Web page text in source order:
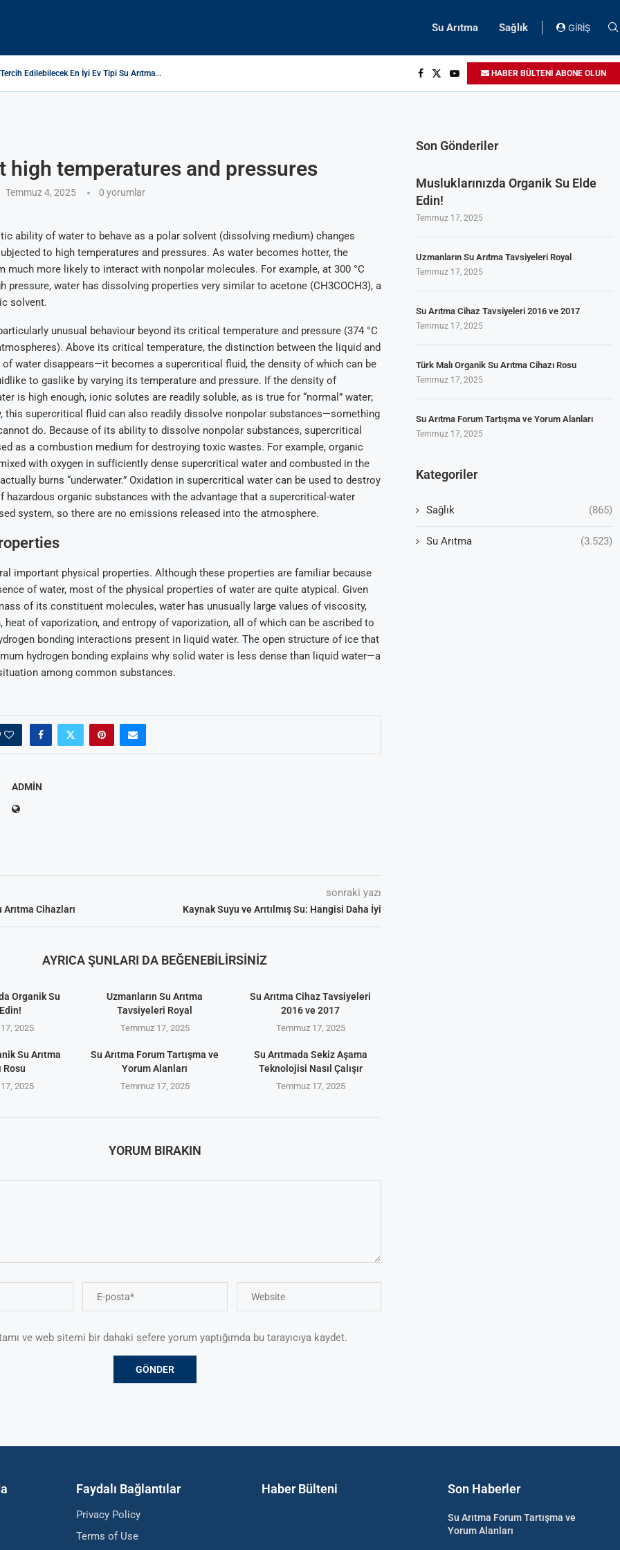
Su Arıtma Sağlık GİRİŞ
Edilebilecek En İyi Ev Tipi Su Arıtma... HABER BÜLTENİ ABONE OLUN
high temperatures and pressures
Temmuz 4, 2025 0 yorumlar
ability of water to behave as a polar solvent (dissolving medium) changes
to high temperatures and pressures. As water becomes hotter, the
much more likely to interact with nonpolar molecules. For example, at 300 °C
pressure, water has dissolving properties very similar to acetone (CH3COCH3), a
solvent.
unusual behaviour beyond its critical temperature and pressure (374 °C
Above its critical temperature, the distinction between the liquid and
water disappears—it becomes a supercritical fluid, the density of which can be
to gaslike by varying its temperature and pressure. If the density of
is high enough, ionic solutes are readily soluble, as is true for “normal” water;
this supercritical fluid can also readily dissolve nonpolar substances—something
do. Because of its ability to dissolve nonpolar substances, supercritical
as a combustion medium for destroying toxic wastes. For example, organic
with oxygen in sufficiently dense supercritical water and combusted in the
burns “underwater.” Oxidation in supercritical water can be used to destroy
hazardous organic substances with the advantage that a supercritical-water
system, so there are no emissions released into the atmosphere.
important physical properties. Although these properties are familiar because
of water, most of the physical properties of water are quite atypical. Given
of its constituent molecules, water has unusually large values of viscosity,
heat of vaporization, and entropy of vaporization, all of which can be ascribed to
bonding interactions present in liquid water. The open structure of ice that
hydrogen bonding explains why solid water is less dense than liquid water—a
among common substances.
ADMIN
Cihazları
sonraki yazı
Kaynak Suyu ve Arıtılmış Su: Hangisi Daha İyi
AYRICA ŞUNLARI DA BEĞENEBILIRSINIZ
Organik Su
2025
Uzmanların Su Arıtma
Tavsiyeleri Royal
Temmuz 17, 2025
Su Arıtma Cihaz Tavsiyeleri
2016 ve 2017
Temmuz 17, 2025
Su Arıtma
Rosu
2025
Su Arıtma Forum Tartışma ve
Yorum Alanları
Temmuz 17, 2025
Su Arıtmada Sekiz Aşama
Teknolojisi Nasıl Çalışır
Temmuz 17, 2025
YORUM BIRAKIN
ve web sitemi bir dahaki sefere yorum yaptığımda bu tarayıcıya kaydet.
Son Gönderiler
Musluklarınızda Organik Su Elde
Edin!
Temmuz 17, 2025
Uzmanların Su Arıtma Tavsiyeleri Royal
Temmuz 17, 2025
Su Arıtma Cihaz Tavsiyeleri 2016 ve 2017
Temmuz 17, 2025
Türk Malı Organik Su Arıtma Cihazı Rosu
Temmuz 17, 2025
Su Arıtma Forum Tartışma ve Yorum Alanları
Temmuz 17, 2025
Kategoriler
Sağlık (865)
Su Arıtma (3.523)
Tavsiyeleri
Su Arıtma
Tartışma ve
Faydalı Bağlantılar
Privacy Policy
Terms of Use
Haber Bülteni Son Haberler
Su Arıtma Forum Tartışma ve
Yorum Alanları